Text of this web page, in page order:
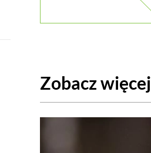
Zobacz więcej